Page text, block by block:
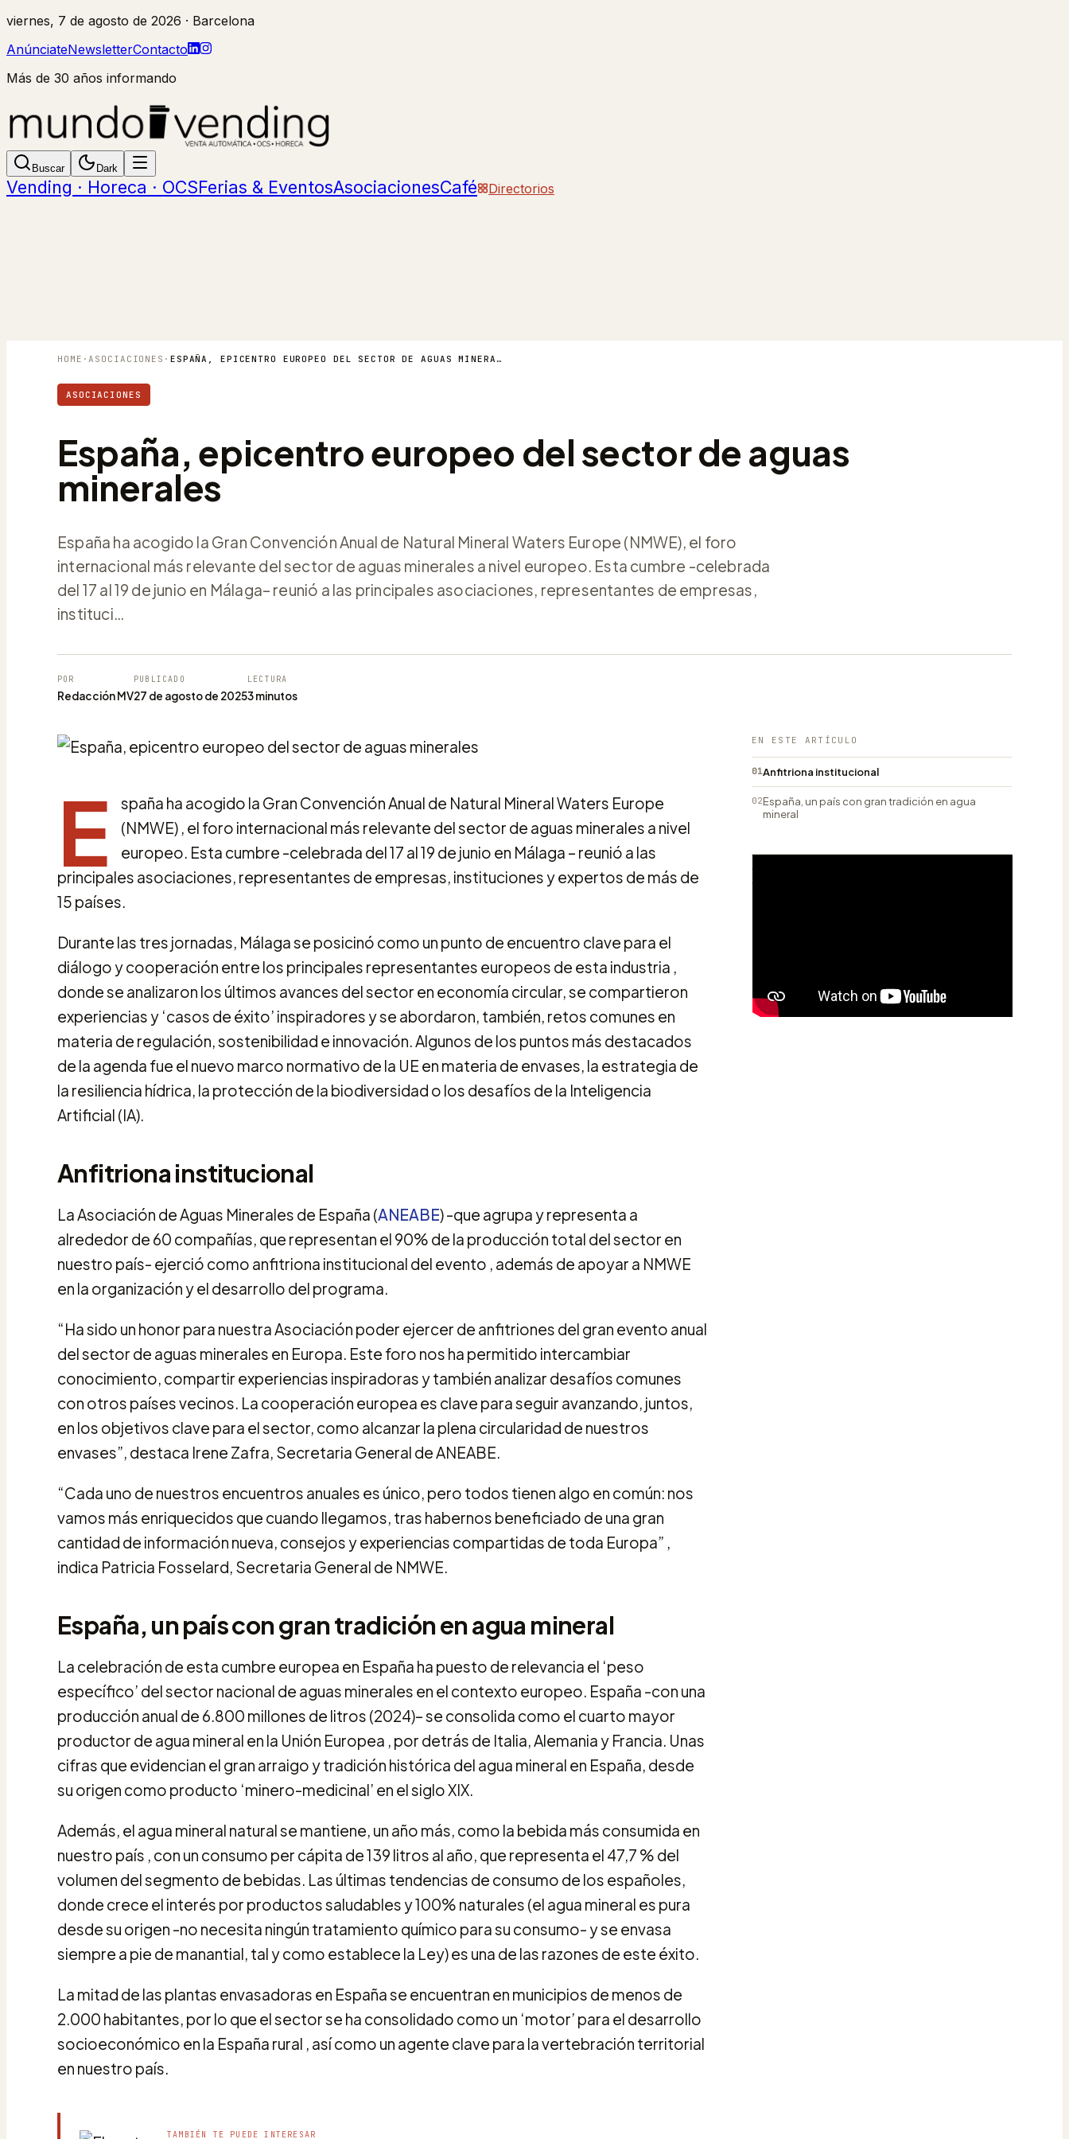
viernes, 7 de agosto de 2026 · Barcelona
AnúnciateNewsletterContacto
Más de 30 años informando
Buscar Dark
Vending · Horeca · OCSFerias & EventosAsociacionesCafé Directorios
HOME ·ASOCIACIONES · ESPAÑA, EPICENTRO EUROPEO DEL SECTOR DE AGUAS MINERALES
ASOCIACIONES
España, epicentro europeo del sector de aguas
minerales
España ha acogido la Gran Convención Anual de Natural Mineral Waters Europe (NMWE), el foro
internacional más relevante del sector de aguas minerales a nivel europeo. Esta cumbre -celebrada
del 17 al 19 de junio en Málaga– reunió a las principales asociaciones, representantes de empresas,
instituci…
POR
Redacción MV
PUBLICADO
27 de agosto de 2025
LECTURA
3 minutos
E
spaña ha acogido la Gran Convención Anual de Natural Mineral Waters Europe
(NMWE) , el foro internacional más relevante del sector de aguas minerales a nivel
europeo. Esta cumbre -celebrada del 17 al 19 de junio en Málaga – reunió a las
principales asociaciones, representantes de empresas, instituciones y expertos de más de
15 países.
Durante las tres jornadas, Málaga se posicinó como un punto de encuentro clave para el
diálogo y cooperación entre los principales representantes europeos de esta industria ,
donde se analizaron los últimos avances del sector en economía circular, se compartieron
experiencias y ‘casos de éxito’ inspiradores y se abordaron, también, retos comunes en
materia de regulación, sostenibilidad e innovación. Algunos de los puntos más destacados
de la agenda fue el nuevo marco normativo de la UE en materia de envases, la estrategia de
la resiliencia hídrica, la protección de la biodiversidad o los desafíos de la Inteligencia
Artificial (IA).
Anfitriona institucional
La Asociación de Aguas Minerales de España (ANEABE) -que agrupa y representa a
alrededor de 60 compañías, que representan el 90% de la producción total del sector en
nuestro país- ejerció como anfitriona institucional del evento , además de apoyar a NMWE
en la organización y el desarrollo del programa.
“Ha sido un honor para nuestra Asociación poder ejercer de anfitriones del gran evento anual
del sector de aguas minerales en Europa. Este foro nos ha permitido intercambiar
conocimiento, compartir experiencias inspiradoras y también analizar desafíos comunes
con otros países vecinos. La cooperación europea es clave para seguir avanzando, juntos,
en los objetivos clave para el sector, como alcanzar la plena circularidad de nuestros
envases”, destaca Irene Zafra, Secretaria General de ANEABE.
“Cada uno de nuestros encuentros anuales es único, pero todos tienen algo en común: nos
vamos más enriquecidos que cuando llegamos, tras habernos beneficiado de una gran
cantidad de información nueva, consejos y experiencias compartidas de toda Europa” ,
indica Patricia Fosselard, Secretaria General de NMWE.
España, un país con gran tradición en agua mineral
La celebración de esta cumbre europea en España ha puesto de relevancia el ‘peso
específico’ del sector nacional de aguas minerales en el contexto europeo. España -con una
producción anual de 6.800 millones de litros (2024)– se consolida como el cuarto mayor
productor de agua mineral en la Unión Europea , por detrás de Italia, Alemania y Francia. Unas
cifras que evidencian el gran arraigo y tradición histórica del agua mineral en España, desde
su origen como producto ‘minero-medicinal’ en el siglo XIX.
Además, el agua mineral natural se mantiene, un año más, como la bebida más consumida en
nuestro país , con un consumo per cápita de 139 litros al año, que representa el 47,7 % del
volumen del segmento de bebidas. Las últimas tendencias de consumo de los españoles,
donde crece el interés por productos saludables y 100% naturales (el agua mineral es pura
desde su origen -no necesita ningún tratamiento químico para su consumo- y se envasa
siempre a pie de manantial, tal y como establece la Ley) es una de las razones de este éxito.
La mitad de las plantas envasadoras en España se encuentran en municipios de menos de
2.000 habitantes, por lo que el sector se ha consolidado como un ‘motor’ para el desarrollo
socioeconómico en la España rural , así como un agente clave para la vertebración territorial
en nuestro país.
TAMBIÉN TE PUEDE INTERESAR
EN ESTE ARTÍCULO
01Anfitriona institucional
02España, un país con gran tradición en agua
mineral